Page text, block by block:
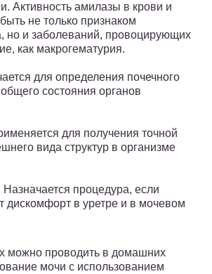
Активность амилазы в крови и
не только признаком
но и заболеваний, провоцирующих
как макрогематурия.
для определения почечного
состояния органов
для получения точной
вида структур в организме
Назначается процедура, если
дискомфорт в уретре и в мочевом
можно проводить в домашних
мочи с использованием